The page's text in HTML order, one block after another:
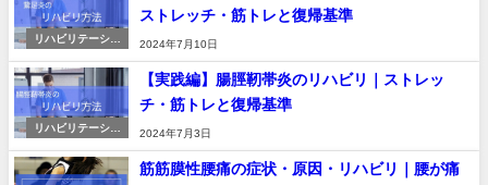
リハビリテーショ
ストレッチ・筋トレと復帰基準
2024年7月10日
リハビリテーショ
【実践編】腸脛靭帯炎のリハビリ｜ストレッ
チ・筋トレと復帰基準
2024年7月3日
筋筋膜性腰痛の症状・原因・リハビリ｜腰が痛